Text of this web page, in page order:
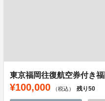
東京福岡往復航空券付き
¥100,000 （税込） 残り50